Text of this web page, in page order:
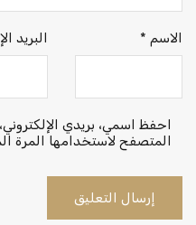
الاسم * البريد
احفظ اسمي، بريدي
المتصفح لاستخدامها المرة